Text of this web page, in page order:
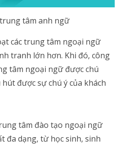
tâm anh ngữ
các trung tâm ngoại ngữ
tranh lớn hơn. Khi đó, công
tâm ngoại ngữ được chú
được sự chú ý của khách
tâm đào tạo ngoại ngữ
đa dạng, từ học sinh, sinh